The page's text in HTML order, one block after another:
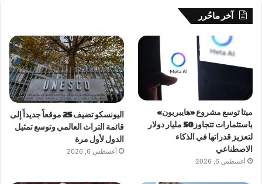
آخر ماحُرر
ميتا توسع مشروع «هايبريون»
باستثمارات تتجاوز 50 مليار دولار
لتعزيز قدراتها في الذكاء
الاصطناعي
أغسطس 6, 2026
اليونسكو تضيف 25 موقعاً جديداً إلى
قائمة التراث العالمي وتوسع تمثيل
الدول لأول مرة
أغسطس 6, 2026